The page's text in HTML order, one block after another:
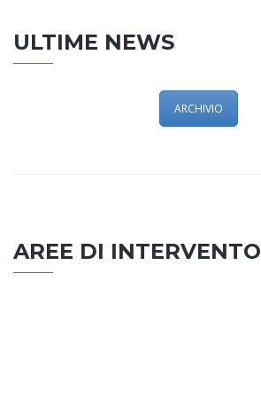
ULTIME NEWS
ARCHIVIO
AREE DI INTERVENTO